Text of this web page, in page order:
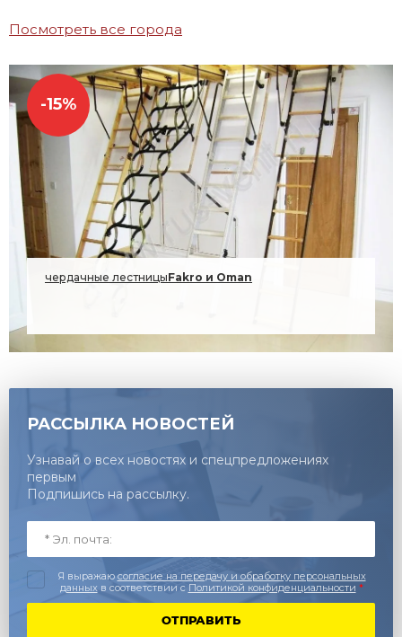
Посмотреть все города
-15%
чердачные лестницыFakro и Oman
РАССЫЛКА НОВОСТЕЙ
Узнавай о всех новостях и спецпредложениях
первым
Подпишись на рассылку.
Я выражаю согласие на передачу и обработку персональных
данныхв соответствии с Политикой конфиденциальности *
ОТПРАВИТЬ